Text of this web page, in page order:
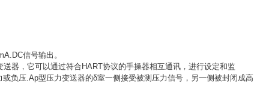
信号输出。
器，它可以通过符合HART协议的手操器相互通讯，进行设定和监
负压.Ap型压力变送器的δ室一侧接受被测压力信号，另一侧被封闭成高